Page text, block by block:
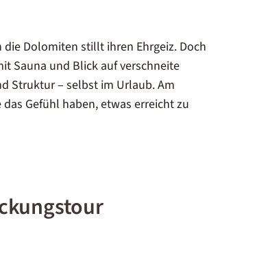
Dolomiten stillt ihren Ehrgeiz. Doch
Sauna und Blick auf verschneite
Struktur – selbst im Urlaub. Am
Gefühl haben, etwas erreicht zu